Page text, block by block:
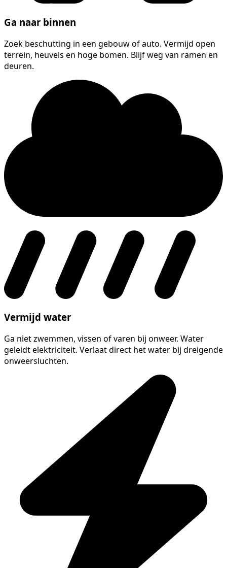
Ga naar binnen
Zoek beschutting in een gebouw of auto. Vermijd open
terrein, heuvels en hoge bomen. Blijf weg van ramen en
deuren.
Vermijd water
Ga niet zwemmen, vissen of varen bij onweer. Water
geleidt elektriciteit. Verlaat direct het water bij dreigende
onweersluchten.